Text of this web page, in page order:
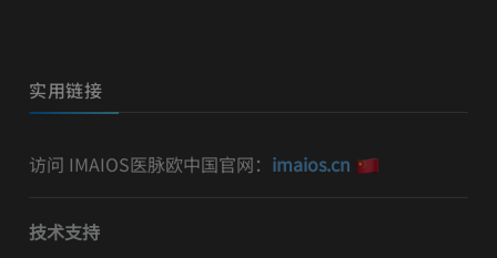
实用链接
访问 IMAIOS医脉欧中国官网： imaios.cn
技术支持